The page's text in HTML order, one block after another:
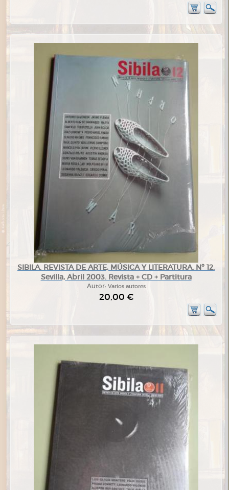
SIBILA. REVISTA DE ARTE, MÚSICA Y LITERATURA. Nº 12.
Sevilla, Abril 2003. Revista + CD + Partitura
Autor: Varios autores
20,00 €